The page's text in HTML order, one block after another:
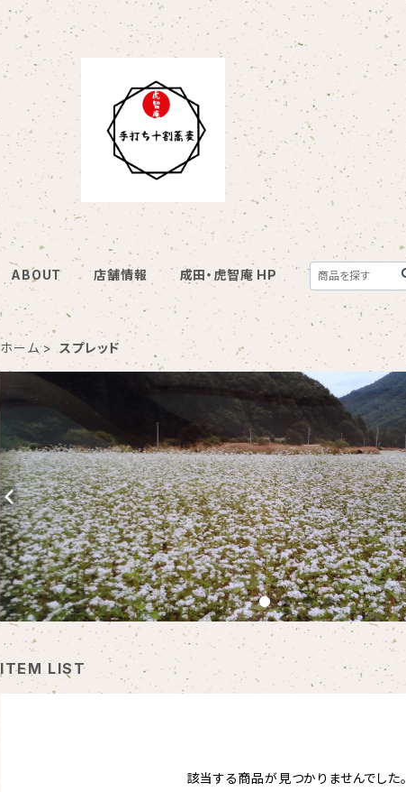
ABOUT 店舗情報 成田・虎智庵 HP
ホーム スプレッド
ITEM LIST
該当する商品が見つかりませんでした。